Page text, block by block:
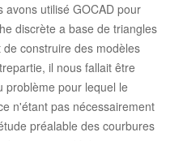
avons utilisé GOCAD pour
discrète a base de triangles
construire des modèles
il nous fallait être
problème pour lequel le
n'étant pas nécessairement
préalable des courbures